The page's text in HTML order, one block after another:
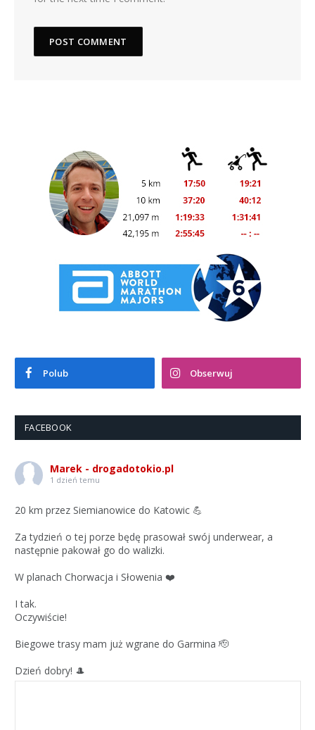
Polub Obserwuj
FACEBOOK
Marek - drogadotokio.pl
1 dzień temu
20 km przez Siemianowice do Katowic 💪
Za tydzień o tej porze będę prasował swój underwear, a
następnie pakował go do walizki.
W planach Chorwacja i Słowenia ❤️
I tak.
Oczywiście!
Biegowe trasy mam już wgrane do Garmina 🫡
Dzień dobry! 🎩